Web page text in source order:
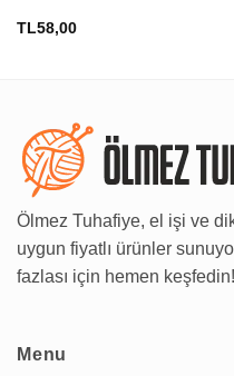
TL58,00
Ölmez Tuhafiye, el işi ve
uygun fiyatlı ürünler
fazlası için hemen keşfedin!
Menu